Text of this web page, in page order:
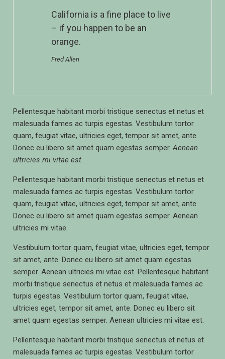
California is a fine place to live
– if you happen to be an
orange.
Fred Allen
Pellentesque habitant morbi tristique senectus et netus et
malesuada fames ac turpis egestas. Vestibulum tortor
quam, feugiat vitae, ultricies eget, tempor sit amet, ante.
Donec eu libero sit amet quam egestas semper.Aenean
ultricies mi vitae est.
Pellentesque habitant morbi tristique senectus et netus et
malesuada fames ac turpis egestas. Vestibulum tortor
quam, feugiat vitae, ultricies eget, tempor sit amet, ante.
Donec eu libero sit amet quam egestas semper. Aenean
ultricies mi vitae.
Vestibulum tortor quam, feugiat vitae, ultricies eget, tempor
sit amet, ante. Donec eu libero sit amet quam egestas
semper. Aenean ultricies mi vitae est. Pellentesque habitant
morbi tristique senectus et netus et malesuada fames ac
turpis egestas. Vestibulum tortor quam, feugiat vitae,
ultricies eget, tempor sit amet, ante. Donec eu libero sit
amet quam egestas semper. Aenean ultricies mi vitae est.
Pellentesque habitant morbi tristique senectus et netus et
malesuada fames ac turpis egestas. Vestibulum tortor